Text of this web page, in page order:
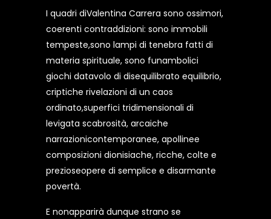
I quadri diValentina Carrera sono ossimori,
coerenti contraddizioni: sono immobili
tempeste,sono lampi di tenebra fatti di
materia spirituale, sono funambolici
giochi datavolo di disequilibrato equilibrio,
criptiche rivelazioni di un caos
ordinato,superfici tridimensionali di
levigata scabrosità, arcaiche
narrazionicontemporanee, apollinee
composizioni dionisiache, ricche, colte e
prezioseopere di semplice e disarmante
povertà.
E nonapparirà dunque strano se